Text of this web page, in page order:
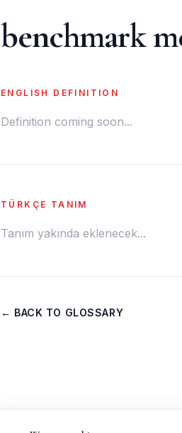
benchmark
ENGLISH DEFINITION
Definition coming soon...
TÜRKÇE TANIM
Tanım yakında eklenecek...
← BACK TO GLOSSARY